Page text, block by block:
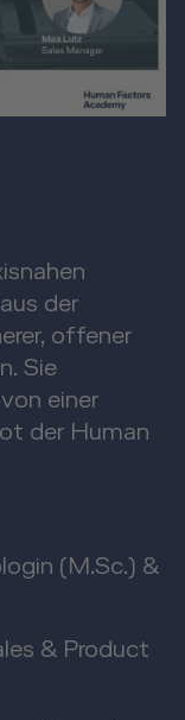
der
offener
Sie
einer
der Human
(M.Sc.) &
& Product